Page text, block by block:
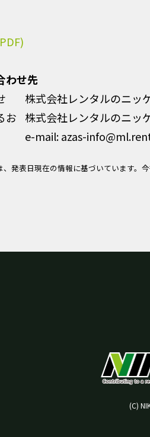
わせ先
株式会社レンタルのニ
お
株式会社レンタルのニ
e-mail: azas-
発表日現在の情報に基づいています。
(C)